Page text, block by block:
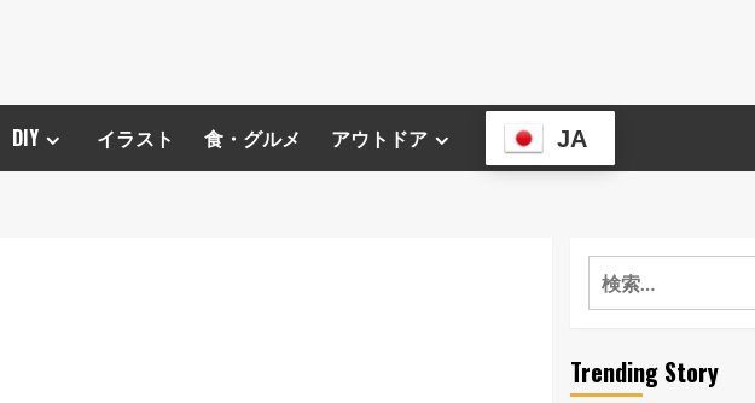
DIY イラスト 食・グルメ アウトドア JA
検
索:
Trending Story